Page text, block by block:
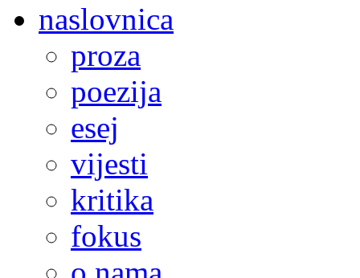
naslovnica
proza
poezija
esej
vijesti
kritika
fokus